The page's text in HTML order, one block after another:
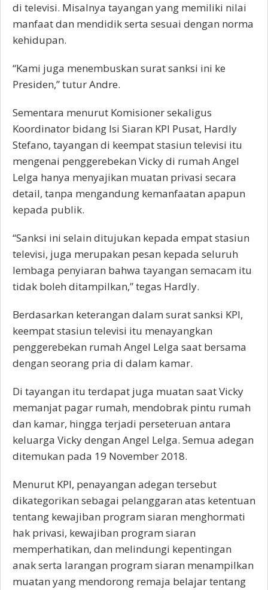
di televisi. Misalnya tayangan yang memiliki nilai
manfaat dan mendidik serta sesuai dengan norma
kehidupan.
“Kami juga menembuskan surat sanksi ini ke
Presiden,” tutur Andre.
Sementara menurut Komisioner sekaligus
Koordinator bidang Isi Siaran KPI Pusat, Hardly
Stefano, tayangan di keempat stasiun televisi itu
mengenai penggerebekan Vicky di rumah Angel
Lelga hanya menyajikan muatan privasi secara
detail, tanpa mengandung kemanfaatan apapun
kepada publik.
“Sanksi ini selain ditujukan kepada empat stasiun
televisi, juga merupakan pesan kepada seluruh
lembaga penyiaran bahwa tayangan semacam itu
tidak boleh ditampilkan,” tegas Hardly.
Berdasarkan keterangan dalam surat sanksi KPI,
keempat stasiun televisi itu menayangkan
penggerebekan rumah Angel Lelga saat bersama
dengan seorang pria di dalam kamar.
Di tayangan itu terdapat juga muatan saat Vicky
memanjat pagar rumah, mendobrak pintu rumah
dan kamar, hingga terjadi perseteruan antara
keluarga Vicky dengan Angel Lelga. Semua adegan
ditemukan pada 19 November 2018.
Menurut KPI, penayangan adegan tersebut
dikategorikan sebagai pelanggaran atas ketentuan
tentang kewajiban program siaran menghormati
hak privasi, kewajiban program siaran
memperhatikan, dan melindungi kepentingan
anak serta larangan program siaran menampilkan
muatan yang mendorong remaja belajar tentang